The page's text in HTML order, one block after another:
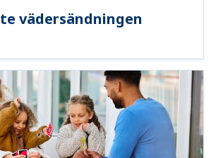
vädersändningen